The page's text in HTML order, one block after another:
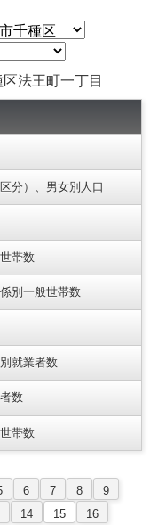
法王町一丁目
分）、男女別人口
帯数
別一般世帯数
就業者数
数
帯数
6 7 8
9
14 15
16